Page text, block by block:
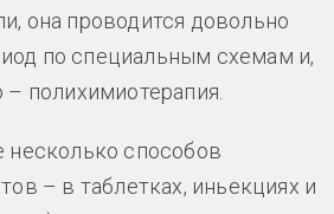
она проводится довольно
по специальным схемам и,
– полихимиотерапия.
несколько способов
– в таблетках, иньекциях и